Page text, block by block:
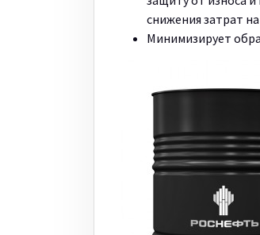
снижения затрат
Минимизирует